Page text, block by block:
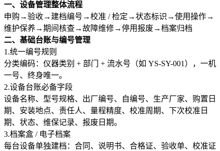
一、设备管理整体流程
申购→验收→建档编号→校准 / 检定→状态标识→使用操作→
维护保养→期间核查→故障维修→停用报废→档案归档
二、基础台账与编号管理
1.统一编号规则
分类编码：仪器类别 + 部门 + 流水号（如 YS-SY-001），一机
一号、终身唯一。
2.设备台账必备字段
设备名称、型号规格、出厂编号、自编号、生产厂家、购置日
期、安装地点、责任人、量程精度、校准周期、下次校准日
期、状态、维保记录、报废日期。
3.档案盒 / 电子档案
每台设备单独建档：合同、说明书、合格证、验收单、校准证